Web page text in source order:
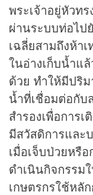
พระเจ้าอยู่หัวท
ผ่านระบบท่อไป
เฉลี่ยสามถึงห้า
ในอ่างเก็บน้ำแ
ด้วย ทำให้มีปริ
น้ำที่เชื่อมต่อกับ
สำรองเพื่อการ
มีสวัสดิการและ
เมื่อเจ็บป่วยหรื
ดำเนินกิจกรรม
เกษตรกรใช้หลั